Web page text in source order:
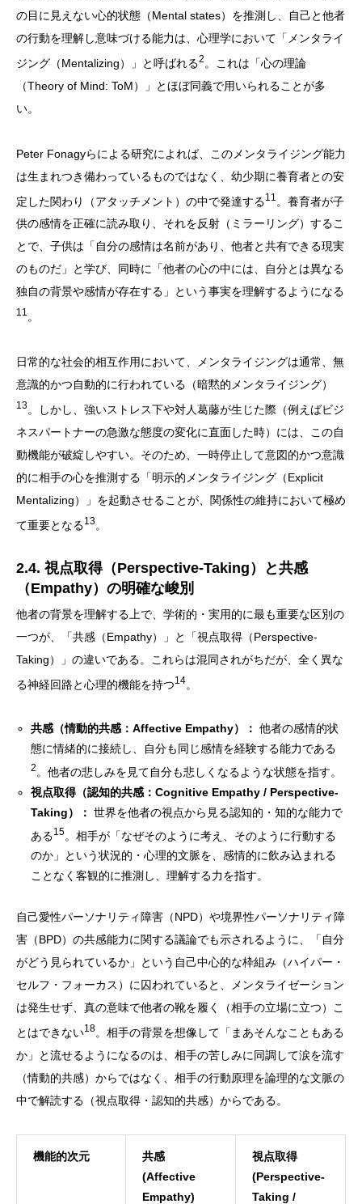
の目に見えない心的状態（Mental states）を推測し、自己と他者
の行動を理解し意味づける能力は、心理学において「メンタライ
ジング（Mentalizing）」と呼ばれる2 。これは「心の理論
（Theory of Mind: ToM）」とほぼ同義で用いられることが多
い。
Peter Fonagyらによる研究によれば、このメンタライジング能力
は生まれつき備わっているものではなく、幼少期に養育者との安
定した関わり（アタッチメント）の中で発達する11 。養育者が子
供の感情を正確に読み取り、それを反射（ミラーリング）するこ
とで、子供は「自分の感情は名前があり、他者と共有できる現実
のものだ」と学び、同時に「他者の心の中には、自分とは異なる
独自の背景や感情が存在する」という事実を理解するようになる
11 。
日常的な社会的相互作用において、メンタライジングは通常、無
意識的かつ自動的に行われている（暗黙的メンタライジング）
13。しかし、強いストレス下や対人葛藤が生じた際（例えばビジ
ネスパートナーの急激な態度の変化に直面した時）には、この自
動機能が破綻しやすい。そのため、一時停止して意図的かつ意識
的に相手の心を推測する「明示的メンタライジング（Explicit
Mentalizing）」を起動させることが、関係性の維持において極め
て重要となる13。
2.4. 視点取得（Perspective-Taking）と共感
（Empathy）の明確な峻別
他者の背景を理解する上で、学術的・実用的に最も重要な区別の
一つが、「共感（Empathy）」と「視点取得（Perspective-
Taking）」の違いである。これらは混同されがちだが、全く異な
る神経回路と心理的機能を持つ14。
共感（情動的共感：Affective Empathy）： 他者の感情的状
態に情緒的に接続し、自分も同じ感情を経験する能力である
2 。他者の悲しみを見て自分も悲しくなるような状態を指す。
視点取得（認知的共感：Cognitive Empathy / Perspective-
Taking）： 世界を他者の視点から見る認知的・知的な能力で
ある15。相手が「なぜそのように考え、そのように行動する
のか」という状況的・心理的文脈を、感情的に飲み込まれる
ことなく客観的に推測し、理解する力を指す。
自己愛性パーソナリティ障害（NPD）や境界性パーソナリティ障
害（BPD）の共感能力に関する議論でも示されるように、「自分
がどう見られているか」という自己中心的な枠組み（ハイパー・
セルフ・フォーカス）に囚われていると、メンタライゼーション
は発生せず、真の意味で他者の靴を履く（相手の立場に立つ）こ
とはできない18。相手の背景を想像して「まあそんなこともある
か」と流せるようになるのは、相手の苦しみに同調して涙を流す
（情動的共感）からではなく、相手の行動原理を論理的な文脈の
中で解読する（視点取得・認知的共感）からである。
機能的次元
共感
(Affective
Empathy)
視点取得
(Perspective-
Taking /